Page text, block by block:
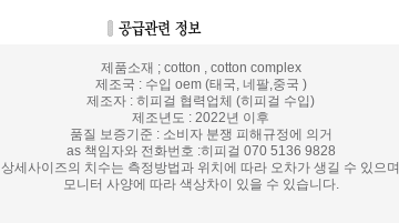
제품소재 ; cotton , cotton complex
제조국 : 수입 oem (태국, 네팔,중국 )
제조자 : 히피걸 협력업체 (히피걸 수입)
제조년도 : 2022년 이후
품질 보증기준 : 소비자 분쟁 피해규정에 의거
as 책임자와 전화번호 :히피걸 070 5136 9828
상세사이즈의 치수는 측정방법과 위치에 따라 오차가 생길 수 있으며
모니터 사양에 따라 색상차이 있을 수 있습니다.